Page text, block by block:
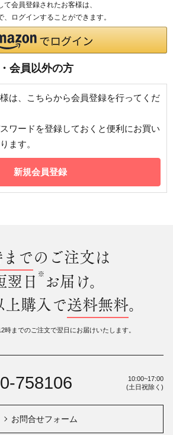
会員登録されたお客様は、
ログインすることができます。
会員以外の方
は、こちらから会員登録を行ってくだ
ワードを登録しておくと便利にお買い
ます。
でのご注文は
翌日 ※ お届け。
購入で送料無料。
までのご注文で翌日にお届けいたします。
758106
10:00~17:00
(土日祝除く)
お問合せフォーム